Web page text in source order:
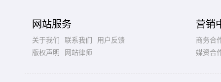
网站服务
关于我们 联系我们
用户反馈
版权声明
网站律师
营销
商务合
媒资合